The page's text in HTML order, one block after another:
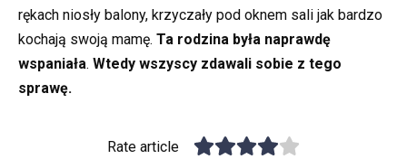
rękach niosły balony, krzyczały pod oknem sali jak bardzo
kochają swoją mamę. Ta rodzina była naprawdę
wspaniała. Wtedy wszyscy zdawali sobie z tego
sprawę.
Rate article